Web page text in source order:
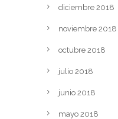
diciembre 2018
noviembre 2018
octubre 2018
julio 2018
junio 2018
mayo 2018